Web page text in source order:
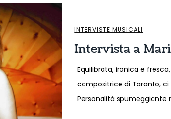
INTERVISTE MUSICALI
Intervista a
Equilibrata, ironica e
compositrice di Taranto,
Personalità